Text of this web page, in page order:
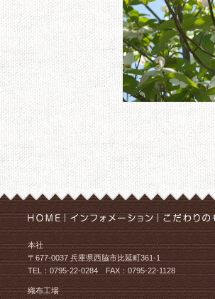
本社
〒677-0037 兵庫県西脇市比延町361-1
TEL：0795-22-0284 FAX：0795-22-1128
織布工場